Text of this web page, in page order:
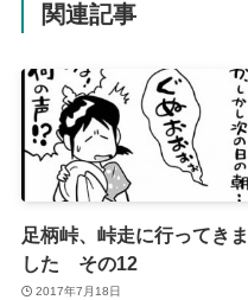
関連記事
足柄峠、峠走に行ってきま
した その12
2017年7月18日